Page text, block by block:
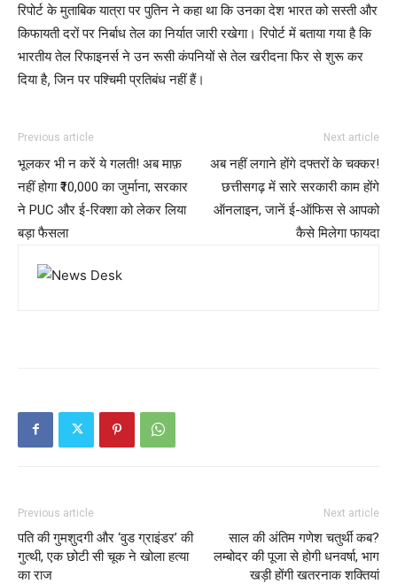
रिपोर्ट के मुताबिक यात्रा पर पुतिन ने कहा था कि उनका देश भारत को सस्ती और
किफायती दरों पर निर्बाध तेल का निर्यात जारी रखेगा। रिपोर्ट में बताया गया है कि
भारतीय तेल रिफाइनर्स ने उन रूसी कंपनियों से तेल खरीदना फिर से शुरू कर
दिया है, जिन पर पश्चिमी प्रतिबंध नहीं हैं।
Previous article
भूलकर भी न करें ये गलती! अब माफ़
नहीं होगा ₹10,000 का जुर्माना, सरकार
ने PUC और ई-रिक्शा को लेकर लिया
बड़ा फैसला
Next article
अब नहीं लगाने होंगे दफ्तरों के चक्कर!
छत्तीसगढ़ में सारे सरकारी काम होंगे
ऑनलाइन, जानें ई-ऑफिस से आपको
कैसे मिलेगा फायदा
Previous article
पति की गुमशुदगी और ‘वुड ग्राइंडर’ की
गुत्थी, एक छोटी सी चूक ने खोला हत्या
का राज
Next article
साल की अंतिम गणेश चतुर्थी कब?
लम्बोदर की पूजा से होगी धनवर्षा, भाग
खड़ी होंगी खतरनाक शक्तियां